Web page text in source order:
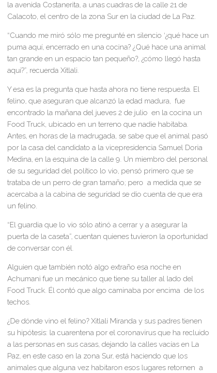
la avenida Costanerita, a unas cuadras de la calle 21 de
Calacoto, el centro de la zona Sur en la ciudad de La Paz.
“Cuando me miró sólo me pregunté en silencio ‘¿qué hace un
puma aquí, encerrado en una cocina? ¿Qué hace una animal
tan grande en un espacio tan pequeño?, ¿cómo llegó hasta
aquí?”, recuerda Xitlali.
Y esa es la pregunta que hasta ahora no tiene respuesta. El
felino, que aseguran que alcanzó la edad madura, fue
encontrado la mañana del jueves 2 de julio en la cocina un
Food Truck, ubicado en un terreno que nadie habitaba.
Antes, en horas de la madrugada, se sabe que el animal pasó
por la casa del candidato a la vicepresidencia Samuel Doria
Medina, en la esquina de la calle 9. Un miembro del personal
de su seguridad del político lo vio, pensó primero que se
trataba de un perro de gran tamaño; pero a medida que se
acercaba a la cabina de seguridad se dio cuenta de que era
un felino.
“El guardia que lo vio sólo atinó a cerrar y a asegurar la
puerta de la caseta”, cuentan quienes tuvieron la oportunidad
de conversar con él.
Alguien que también notó algo extraño esa noche en
Achumani fue un mecánico que tiene su taller al lado del
Food Truck. Él contó que algo caminaba por encima de los
techos.
¿De dónde vino el felino? Xitlali Miranda y sus padres tienen
su hipótesis: la cuarentena por el coronavirus que ha recluido
a las personas en sus casas, dejando la calles vacías en La
Paz, en este caso en la zona Sur, está haciendo que los
animales que alguna vez habitaron esos lugares retornen a